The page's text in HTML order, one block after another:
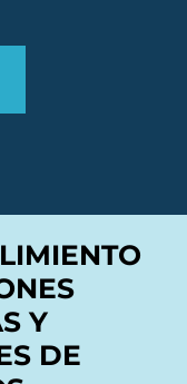
Y
DE